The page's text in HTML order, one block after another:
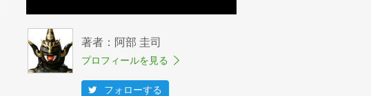
著者：阿部 圭司
プロフィールを見る
フォローする